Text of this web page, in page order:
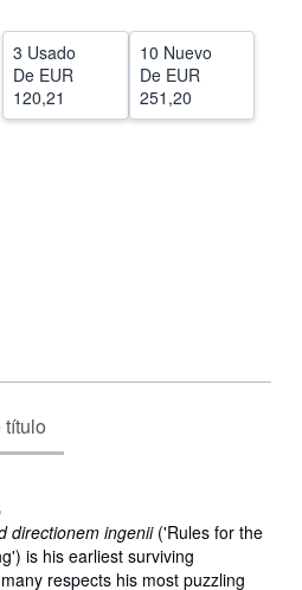
CERRAR
3 Usado
De EUR
120,21
10 Nuevo
De EUR
251,20
título
directionem ingenii('Rules for the
is his earliest surviving
respects his most puzzling